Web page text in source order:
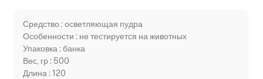
Средство : осветляющая пудра
Особенности : не тестируется на животных
Упаковка : банка
Вес, гр : 500
Длина : 120